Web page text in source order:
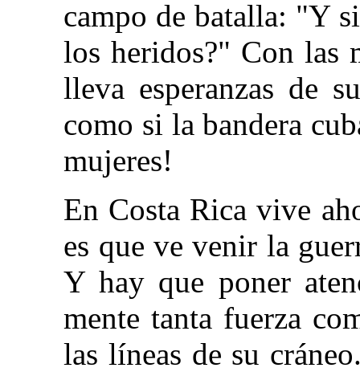
campo de batalla: "Y
los heridos?" Con las
lleva esperanzas de
como si la bandera
mujeres!
En Costa Rica vive
es que ve venir la
Y hay que poner
mente tanta fuerza
las líneas de su